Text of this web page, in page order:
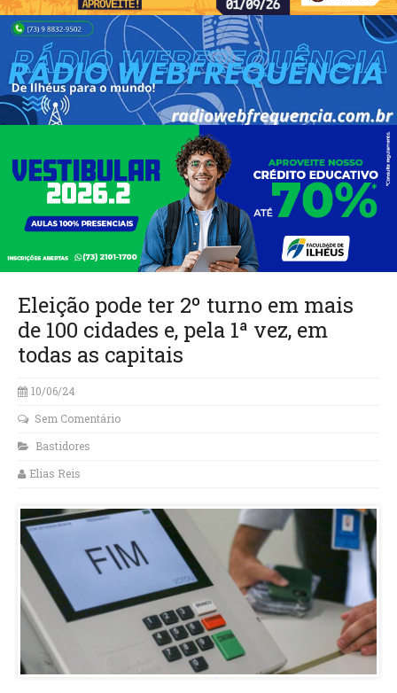
Eleição pode ter 2º turno em mais
de 100 cidades e, pela 1ª vez, em
todas as capitais
10/06/24
Sem Comentário
Bastidores
Elias Reis